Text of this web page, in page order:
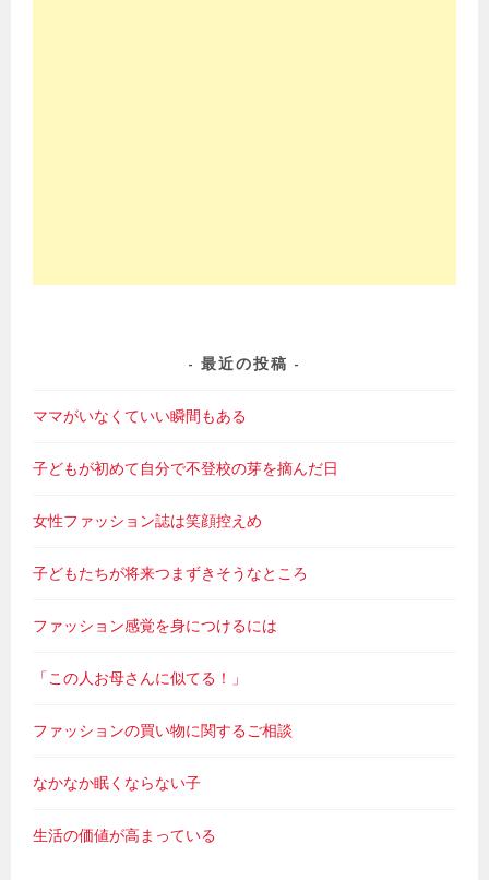
最近の投稿
ママがいなくていい瞬間もある
子どもが初めて自分で不登校の芽を摘んだ日
女性ファッション誌は笑顔控えめ
子どもたちが将来つまずきそうなところ
ファッション感覚を身につけるには
「この人お母さんに似てる！」
ファッションの買い物に関するご相談
なかなか眠くならない子
生活の価値が高まっている